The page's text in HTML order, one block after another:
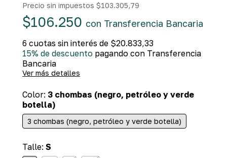
Precio sin impuestos $103.305,79
$106.250 con Transferencia Bancaria
6 cuotas sin interés de $20.833,33
15% de descuento pagando con Transferencia
Bancaria
Ver más detalles
Color: 3 chombas (negro, petróleo y verde
botella)
3 chombas (negro, petróleo y verde botella)
Talle: S